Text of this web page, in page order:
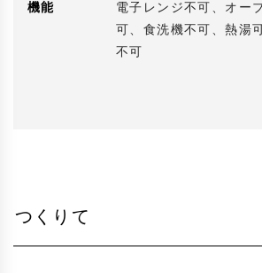
機能
電子レンジ不可、オー
可、食洗機不可、熱湯
不可
つくりて